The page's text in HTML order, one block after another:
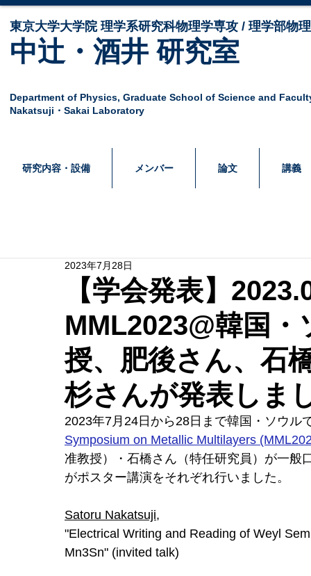
東京大学大学院 ​理学系研究科物理学専攻 / 理学部物
中辻・酒井 研究室
Department of Physics, Graduate School of Science and
Nakatsuji・Sakai Laboratory
研究内容・設備 メンバー 論文 講義
【学会発表】
MML2023@韓国
授、肥後さん、石
杉さんが発表しま
2023年7月28日
2023年7月24日から28日まで韓国・ソウル
Symposium on Metallic Multilayers
准教授）・石橋さん（特任研究員）が一般
がポスター講演をそれぞれ行いました。
Satoru Nakatsuji,
"Electrical Writing and Reading of Weyl
Mn3Sn" (invited talk)